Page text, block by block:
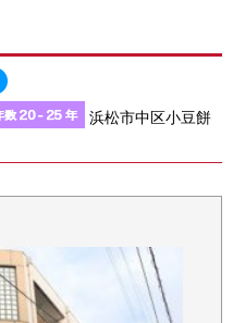
浜松市中区小豆餅